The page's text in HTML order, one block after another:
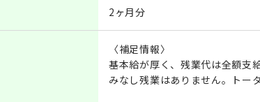
2ヶ月分
〈補足情報〉
基本給が厚く、残業代は全額支給
みなし残業はありません。トー